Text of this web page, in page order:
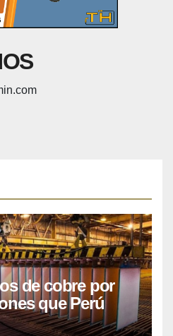
de cobre por
que Perú